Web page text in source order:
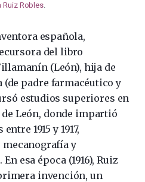
Ruiz Robles.
española,
del libro
(León), hija de
padre farmacéutico y
estudios superiores en
León, donde impartió
1915 y 1917,
mecanografía y
esa época (1916), Ruiz
invención, un